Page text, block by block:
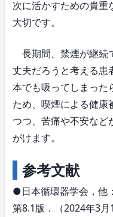
次に活かすための貴重
大切です。
長期間、禁煙が継続
丈夫だろうと考える患
本でも吸ってしまった
ため、喫煙による健康
つつ、苦痛や不安など
がけます。
参考文献
●日本循環器学会，他
第8.1版．（2024年3月